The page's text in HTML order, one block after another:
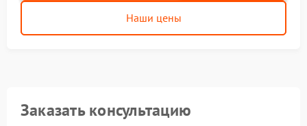
Наши цены
Заказать консультацию